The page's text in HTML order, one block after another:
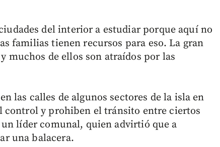
del interior a estudiar porque aquí no
familias tienen recursos para eso. La gran
muchos de ellos son atraídos por las
las calles de algunos sectores de la isla en
control y prohiben el tránsito entre ciertos
líder comunal, quien advirtió que a
una balacera.